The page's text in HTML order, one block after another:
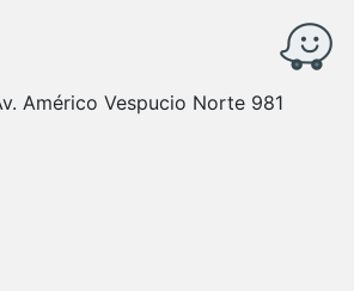
Américo Vespucio Norte 981